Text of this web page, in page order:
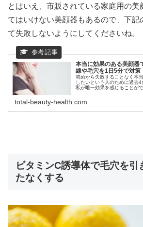
とはいえ、市販されている家庭用の美
てはいけない美顔器もあるので、下記
て失敗しないようにしてくださいね。
本当に効果のある美顔器
線や毛穴を1日5分で対策
初めから失敗することなく本
したいという人のために過去
私が唯一効果を感じることが
キビまで対策できるおうち美
ックですよ！
total-beauty-health.com
ビタミンC誘導体で毛穴を引
たなくする